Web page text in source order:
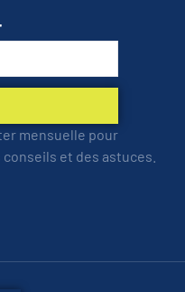
mensuelle pour
et des astuces.